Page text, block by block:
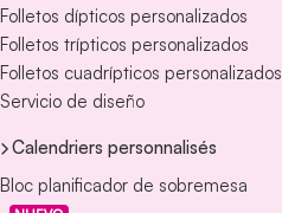
Folletos dípticos personalizados
Folletos trípticos personalizados
Folletos cuadrípticos personalizados
Servicio de diseño
Calendriers personnalisés
Bloc planificador de sobremesa